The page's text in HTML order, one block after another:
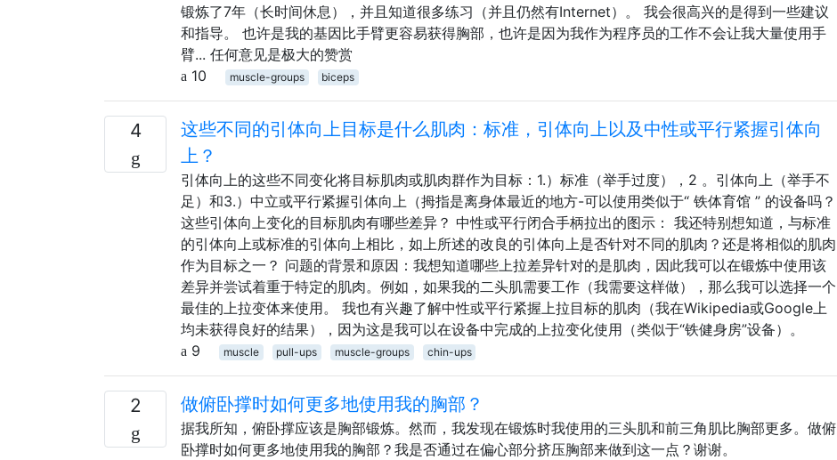
锻炼了7年（长时间休息），并且知道很多练习（并且仍然有Internet）。 我会很高兴的是得到一些建议
和指导。 也许是我的基因比手臂更容易获得胸部，也许是因为我作为程序员的工作不会让我大量使用手
臂... 任何意见是极大的赞赏
10
muscle-groups biceps
4
这些不同的引体向上目标是什么肌肉：标准，引体向上以及中性或平行紧握引体向
上？
引体向上的这些不同变化将目标肌肉或肌肉群作为目标：1.）标准（举手过度），2 。引体向上（举手不
足）和3.）中立或平行紧握引体向上（拇指是离身体最近的地方-可以使用类似于“ 铁体育馆 ” 的设备吗？
这些引体向上变化的目标肌肉有哪些差异？ 中性或平行闭合手柄拉出的图示： 我还特别想知道，与标准
的引体向上或标准的引体向上相比，如上所述的改良的引体向上是否针对不同的肌肉？还是将相似的肌肉
作为目标之一？ 问题的背景和原因：我想知道哪些上拉差异针对的是肌肉，因此我可以在锻炼中使用该
差异并尝试着重于特定的肌肉。例如，如果我的二头肌需要工作（我需要这样做），那么我可以选择一个
最佳的上拉变体来使用。 我也有兴趣了解中性或平行紧握上拉目标的肌肉（我在Wikipedia或Google上
均未获得良好的结果），因为这是我可以在设备中完成的上拉变化使用（类似于“铁健身房”设备）。
9
muscle pull-ups muscle-groups chin-ups
2 做俯卧撑时如何更多地使用我的胸部？
据我所知，俯卧撑应该是胸部锻炼。然而，我发现在锻炼时我使用的三头肌和前三角肌比胸部更多。做俯
卧撑时如何更多地使用我的胸部？我是否通过在偏心部分挤压胸部来做到这一点？谢谢。